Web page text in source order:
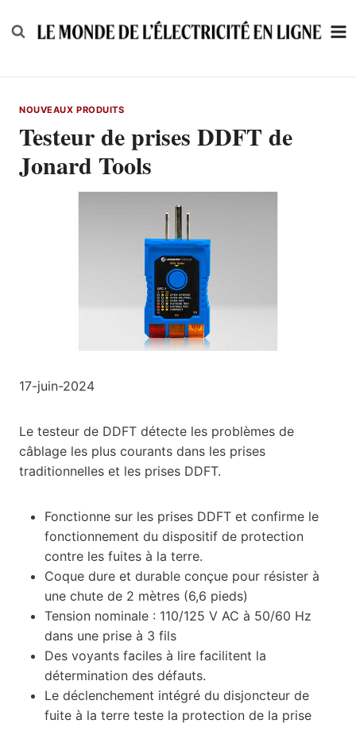
to
NOUVEAUX PRODUITS
Testeur de prises DDFT de
Jonard Tools
17-juin-2024
Le testeur de DDFT détecte les problèmes de
câblage les plus courants dans les prises
traditionnelles et les prises DDFT.
Fonctionne sur les prises DDFT et confirme le
fonctionnement du dispositif de protection
contre les fuites à la terre.
Coque dure et durable conçue pour résister à
une chute de 2 mètres (6,6 pieds)
Tension nominale : 110/125 V AC à 50/60 Hz
dans une prise à 3 fils
Des voyants faciles à lire facilitent la
détermination des défauts.
Le déclenchement intégré du disjoncteur de
fuite à la terre teste la protection de la prise